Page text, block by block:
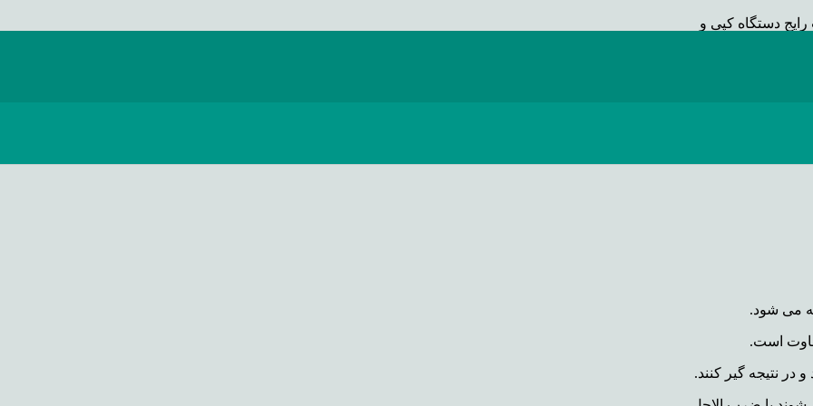
دستگاه کپی و
می شود.
است.
در نتیجه گیر کنند.